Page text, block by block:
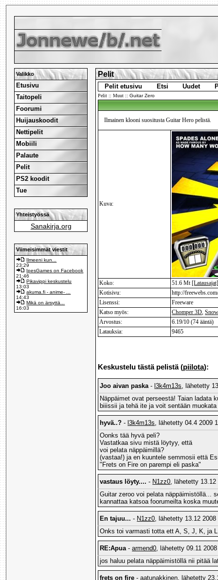
Valikko
Etusivu
Taitopeli
Foorumi
Huijauskoodit
Nettipelit
Mobiili
Palaute
Pelit
PS2 koodit
Tue
Yhteistyössä
Sanakirja.org
Viimeisimmät viestit
Ilmeeni kun...
23:29
IpesGames on Facebook
21:46
Pikavippi keskustelu
13:03
akuma.fi - anime- ...
14:43
Mikä on ärsyttä...
16:03
Pelit
Pelit etusivu Etsi Uudet
Pelit ::Muut ::Guitar Zero
Ilmainen klooni suositusta Guitar Hero pelistä.
Kuva:
Koko: 51.6 Mt
Kotisivu:
http://
Lisenssi:
Freeware
Katso myös:
Chomper 3D,
Arvostus:
6.19/10 (74 ääntä)
Latauksia:
9465
Keskustelu tästä pelistä (piilota):
Joo aivan paska- l3k4m13s, lähetetty
Näppäimet ovat perseestä! Taian ladata
biiissii ja tehä ite ja voit sentään
hyvä..? - l3k4m13s, lähetetty 04.4 2009
Oonks tää hyvä peli?
Vastatkaa sivu mistä löytyy, että
voi pelata näppäimillä?
(vastaa!) ja en kuuntele semmosii että
"Frets on Fire on parempi eli paska"
vastaus löyty.... - N1zz0, lähetetty
Guitar zeroo voi pelata näppäimistöllä...
kannattaa katsoa foorumeilta koska
En tajuu... - N1zz0, lähetetty 13.12
Onks toi varmasti totta ett A, S, J, K, ja
RE:Apua-armend0, lähetetty 09.11
jos haluu pelata näppäimistöllä nii pitää
frets on fire -aatunakkinen, lähetetty